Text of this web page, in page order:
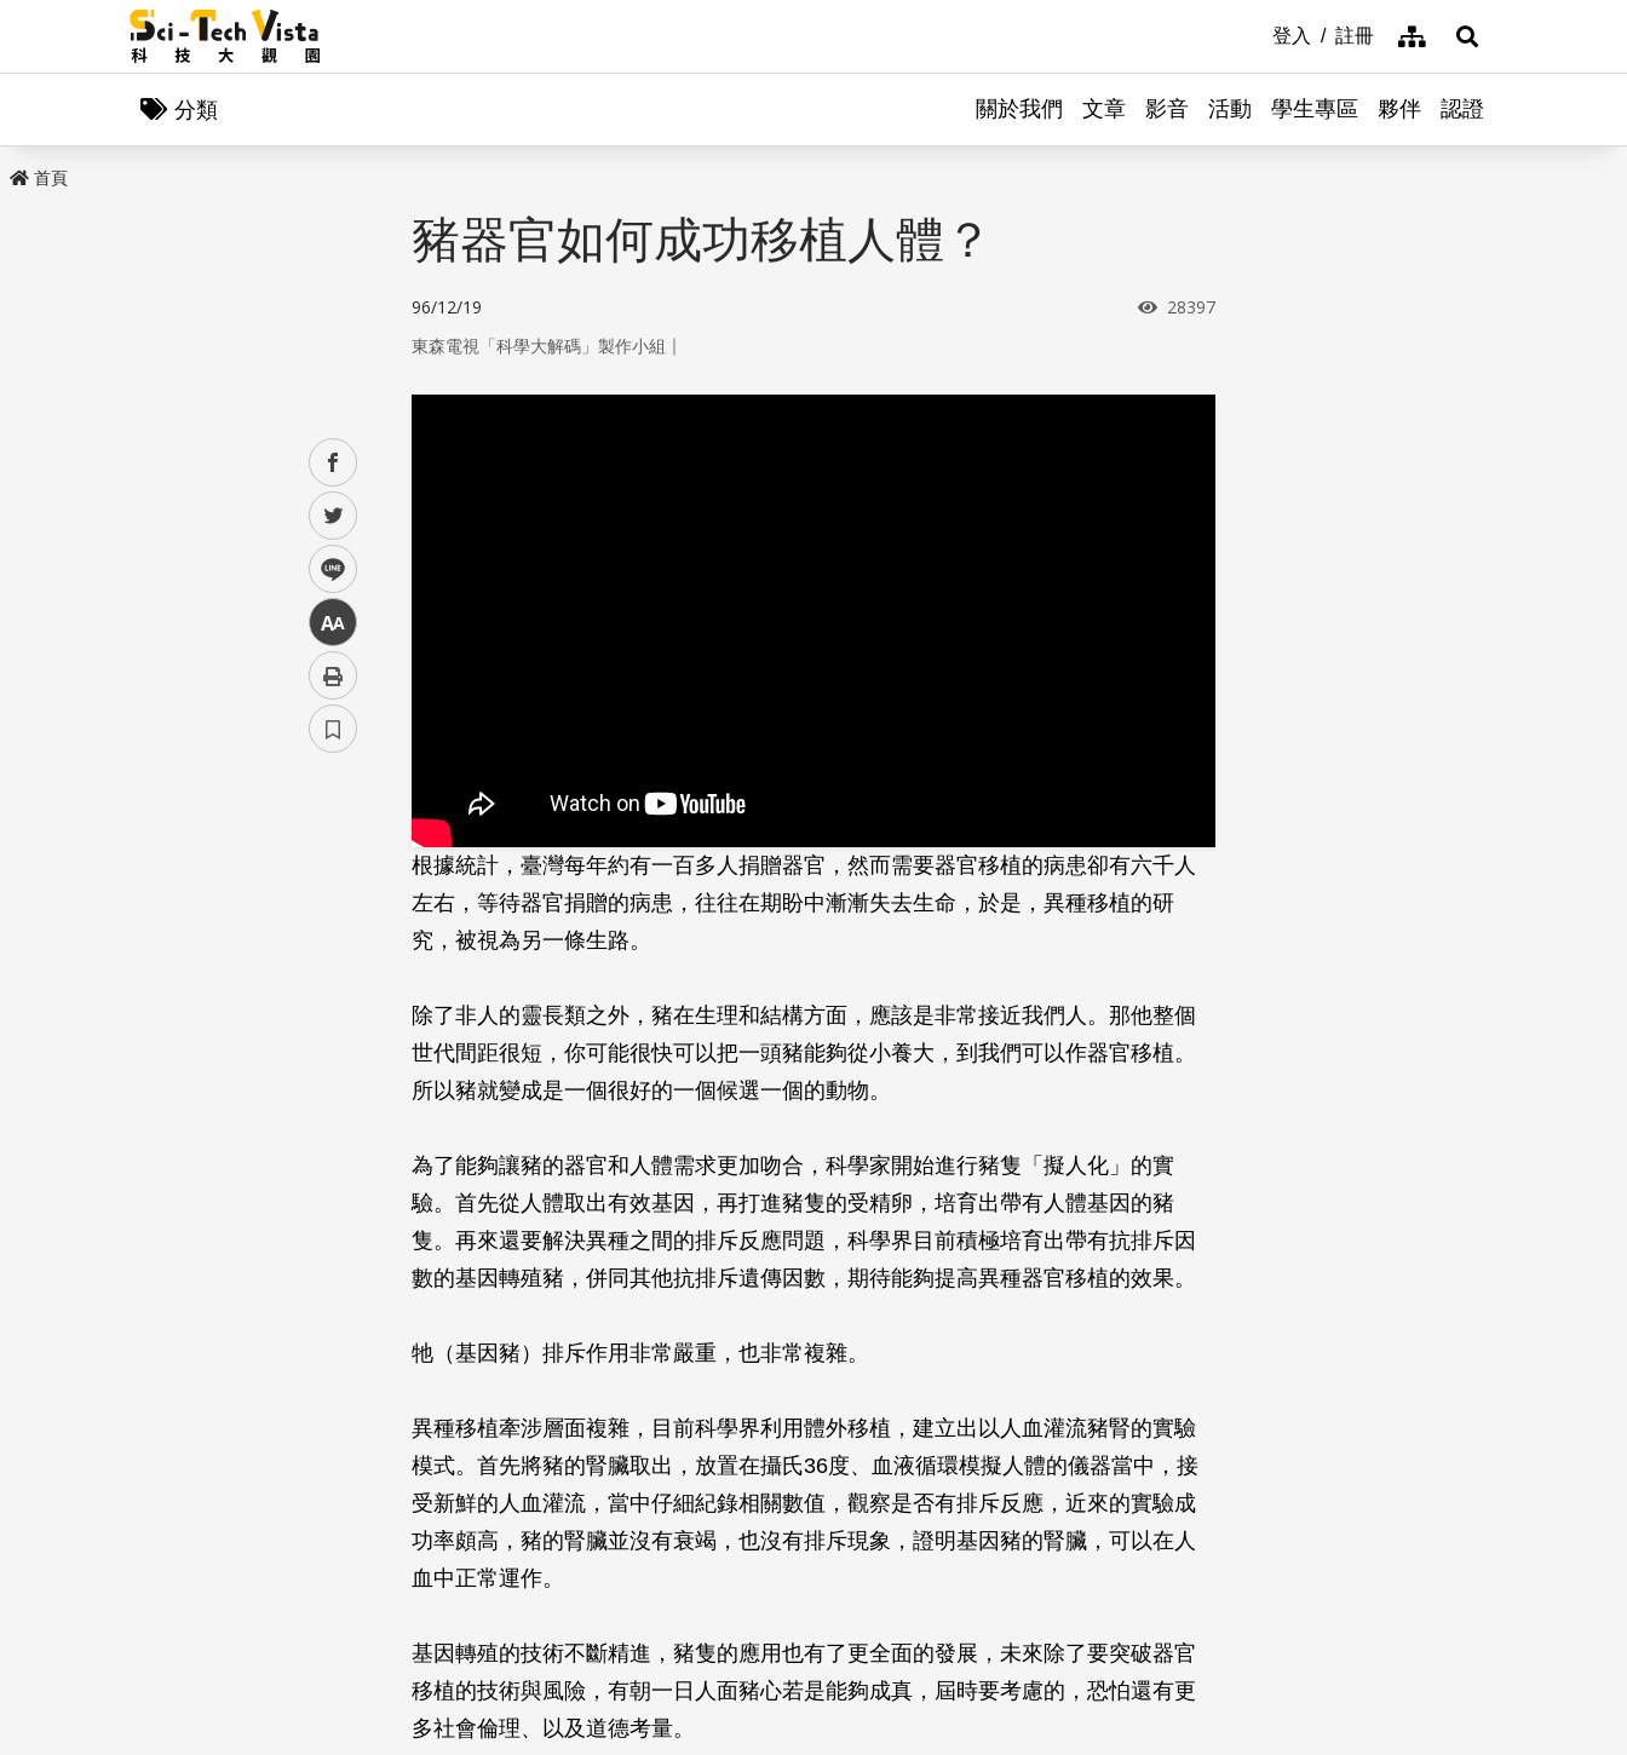
登入 註冊 網站導覽展開搜尋
分類 關於我們 文章 影音 活動 學生專區 夥伴 認證
首頁
facebook
twitter
line
中
豬器官如何成功移植人體？
96/12/19 瀏覽次數
28397
東森電視「科學大解碼」製作小組 ｜
根據統計，臺灣每年約有一百多人捐贈器官，然而需要器官移植的病患卻有六千人
左右，等待器官捐贈的病患，往往在期盼中漸漸失去生命，於是，異種移植的研
究，被視為另一條生路。
除了非人的靈長類之外，豬在生理和結構方面，應該是非常接近我們人。那他整個
世代間距很短，你可能很快可以把一頭豬能夠從小養大，到我們可以作器官移植。
所以豬就變成是一個很好的一個候選一個的動物。
為了能夠讓豬的器官和人體需求更加吻合，科學家開始進行豬隻「擬人化」的實
驗。首先從人體取出有效基因，再打進豬隻的受精卵，培育出帶有人體基因的豬
隻。再來還要解決異種之間的排斥反應問題，科學界目前積極培育出帶有抗排斥因
數的基因轉殖豬，併同其他抗排斥遺傳因數，期待能夠提高異種器官移植的效果。
牠（基因豬）排斥作用非常嚴重，也非常複雜。
異種移植牽涉層面複雜，目前科學界利用體外移植，建立出以人血灌流豬腎的實驗
模式。首先將豬的腎臟取出，放置在攝氏36度、血液循環模擬人體的儀器當中，接
受新鮮的人血灌流，當中仔細紀錄相關數值，觀察是否有排斥反應，近來的實驗成
功率頗高，豬的腎臟並沒有衰竭，也沒有排斥現象，證明基因豬的腎臟，可以在人
血中正常運作。
基因轉殖的技術不斷精進，豬隻的應用也有了更全面的發展，未來除了要突破器官
移植的技術與風險，有朝一日人面豬心若是能夠成真，屆時要考慮的，恐怕還有更
多社會倫理、以及道德考量。